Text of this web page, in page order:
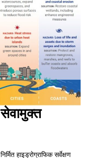
हाइड्रोग्राफिक सर्वेक्षण